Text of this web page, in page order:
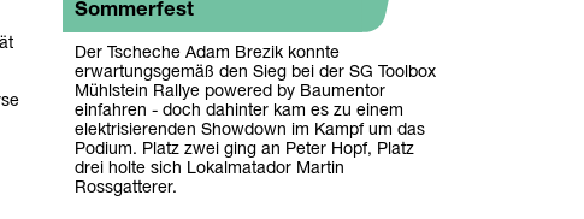
Sommerfest
Der Tscheche Adam Brezik konnte
erwartungsgemäß den Sieg bei der SG Toolbox
Mühlstein Rallye powered by Baumentor
einfahren - doch dahinter kam es zu einem
elektrisierenden Showdown im Kampf um das
Podium. Platz zwei ging an Peter Hopf, Platz
drei holte sich Lokalmatador Martin
Rossgatterer.